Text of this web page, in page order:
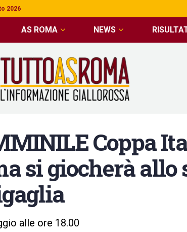
2026
AS ROMA NEWS
Coppa
si giocherà allo
alle ore 18.00